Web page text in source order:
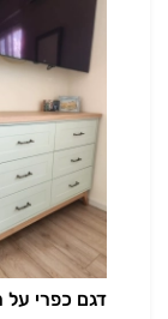
דגם כפרי על